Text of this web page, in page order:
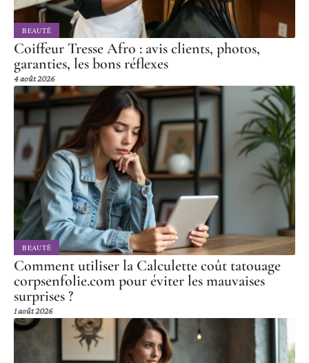
BEAUTÉ
Coiffeur Tresse Afro : avis clients, photos,
garanties, les bons réflexes
4 août 2026
BEAUTÉ
Comment utiliser la Calculette coût tatouage
corpsenfolie.com pour éviter les mauvaises
surprises ?
1 août 2026